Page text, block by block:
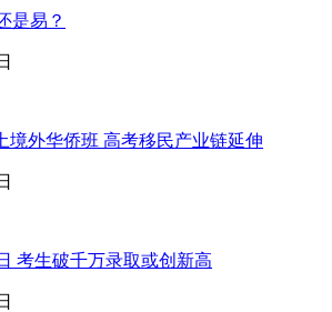
是易？
境外华侨班 高考移民产业链延伸
考生破千万录取或创新高